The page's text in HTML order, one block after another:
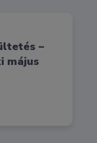
–
május